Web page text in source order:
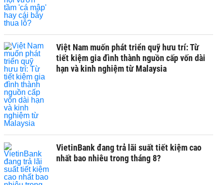
Việt Nam muốn phát triển quỹ hưu trí: Từ
tiết kiệm gia đình thành nguồn cấp vốn dài
hạn và kinh nghiệm từ Malaysia
VietinBank đang trả lãi suất tiết kiệm cao
nhất bao nhiêu trong tháng 8?